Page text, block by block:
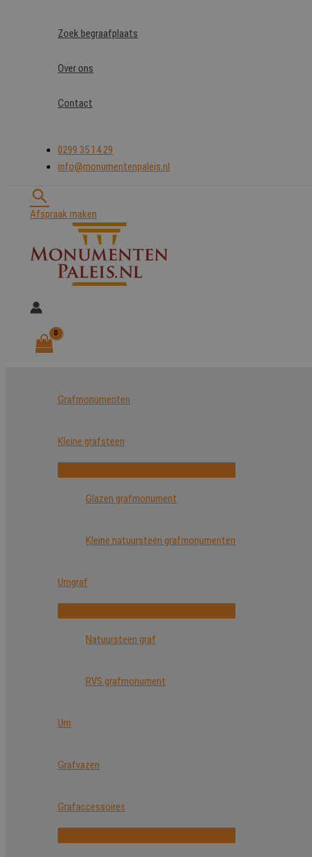
Zoek begraafplaats
Over ons
Contact
0299 35 14 29
info@monumentenpaleis.nl
Zoeken
Afspraak maken
Grafmonumenten
Kleine grafsteen
Glazen grafmonument
Kleine natuursteen grafmonumenten
Urngraf
Natuursteen graf
RVS grafmonument
Urn
Grafvazen
Grafaccessoires